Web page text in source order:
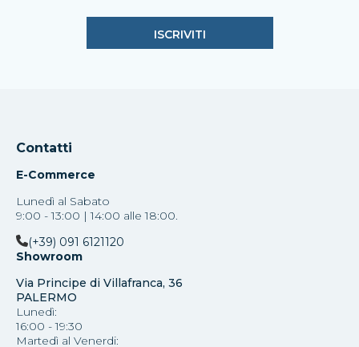
Contatti
E-Commerce
Lunedì al Sabato
9:00 - 13:00 | 14:00 alle 18:00.
(+39) 091 6121120
Showroom
Via Principe di Villafranca, 36
PALERMO
Lunedì:
16:00 - 19:30
Martedì al Venerdi: